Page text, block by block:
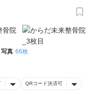
写真 66枚
QRコード決済可